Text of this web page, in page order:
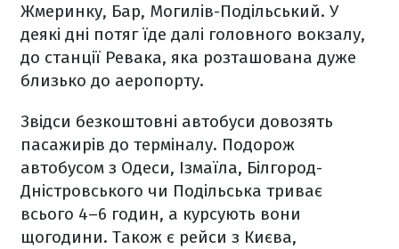
Жмеринку, Бар, Могилів-Подільський. У
деякі дні потяг їде далі головного вокзалу,
до станції Ревака, яка розташована дуже
близько до аеропорту.
Звідси безкоштовні автобуси довозять
пасажирів до терміналу. Подорож
автобусом з Одеси, Ізмаїла, Білгород-
Дністровського чи Подільська триває
всього 4–6 годин, а курсують вони
щогодини. Також є рейси з Києва,